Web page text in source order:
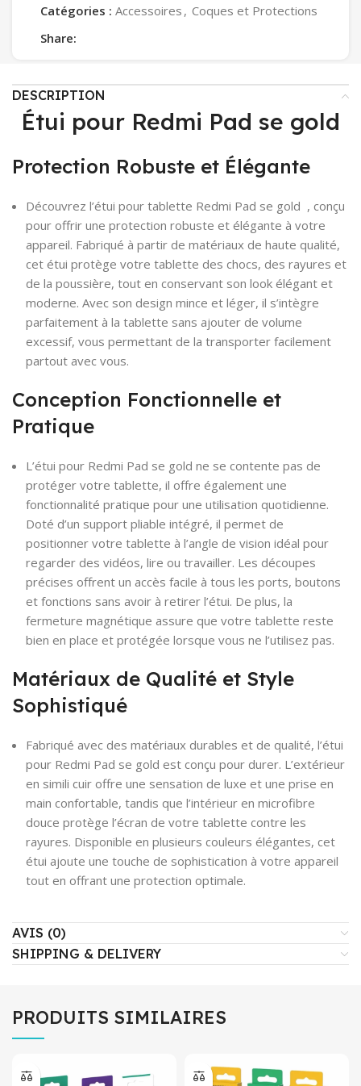
Catégories : Accessoires , Coques et Protections
Share:
DESCRIPTION
Étui pour Redmi Pad se gold
Protection Robuste et Élégante
Découvrez l’étui pour tablette Redmi Pad se gold , conçu
pour offrir une protection robuste et élégante à votre
appareil. Fabriqué à partir de matériaux de haute qualité,
cet étui protège votre tablette des chocs, des rayures et
de la poussière, tout en conservant son look élégant et
moderne. Avec son design mince et léger, il s’intègre
parfaitement à la tablette sans ajouter de volume
excessif, vous permettant de la transporter facilement
partout avec vous.
Conception Fonctionnelle et
Pratique
L’étui pour Redmi Pad se gold ne se contente pas de
protéger votre tablette, il offre également une
fonctionnalité pratique pour une utilisation quotidienne.
Doté d’un support pliable intégré, il permet de
positionner votre tablette à l’angle de vision idéal pour
regarder des vidéos, lire ou travailler. Les découpes
précises offrent un accès facile à tous les ports, boutons
et fonctions sans avoir à retirer l’étui. De plus, la
fermeture magnétique assure que votre tablette reste
bien en place et protégée lorsque vous ne l’utilisez pas.
Matériaux de Qualité et Style
Sophistiqué
Fabriqué avec des matériaux durables et de qualité, l’étui
pour Redmi Pad se gold est conçu pour durer. L’extérieur
en simili cuir offre une sensation de luxe et une prise en
main confortable, tandis que l’intérieur en microfibre
douce protège l’écran de votre tablette contre les
rayures. Disponible en plusieurs couleurs élégantes, cet
étui ajoute une touche de sophistication à votre appareil
tout en offrant une protection optimale.
AVIS (0)
SHIPPING & DELIVERY
PRODUITS SIMILAIRES